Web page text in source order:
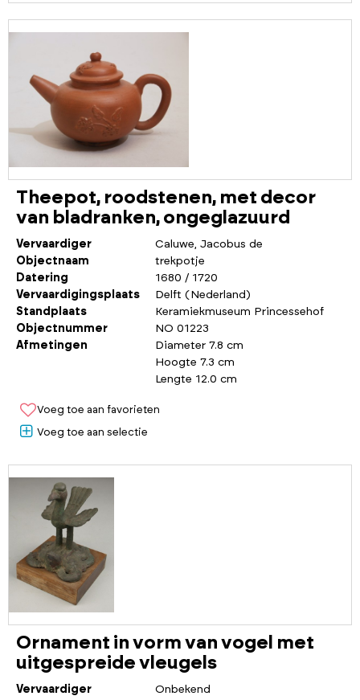
Theepot, roodstenen, met decor
van bladranken, ongeglazuurd
Vervaardiger
Caluwe, Jacobus de
Objectnaam
trekpotje
Datering
1680 / 1720
Vervaardigingsplaats
Delft (Nederland)
Standplaats
Keramiekmuseum Princessehof
Objectnummer
NO 01223
Afmetingen
Diameter 7.8 cm
Hoogte 7.3 cm
Lengte 12.0 cm
Voeg toe aan favorieten
Voeg toe aan selectie
Ornament in vorm van vogel met
uitgespreide vleugels
Vervaardiger
Onbekend